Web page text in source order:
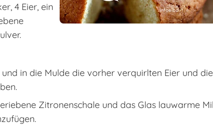
4 Eier, ein
in die Mulde die vorher verquirlten Eier und
Zitronenschale und das Glas lauwarme